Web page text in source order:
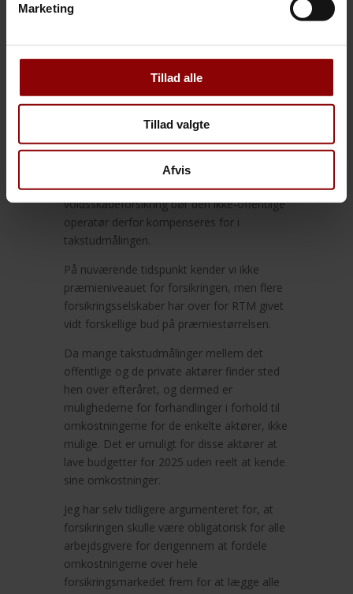
Marketing
Tillad alle
Tillad valgte
Afvis
får pligt til at tegne en voldsskadeforsikring,
selvforsikret.
Det vil få den konsekvens, at private og
selvejende organisationer pådrages en
udgift til voldsskadeforsikring, som ikke er
indeholdt i operatørens takst, og som en
offentlig operatør ikke har.
Udgiften til den lovpligtige
voldsskadeforsikring bør den ikke-offentlige
operatør derfor kompenseres for i
takstudmålingen.
På nuværende tidspunkt kender vi ikke
præmieniveauet for forsikringen, men flere
forsikringsselskaber har over for RTM givet
vidt forskellige bud på præmiestørrelsen.
Da mange takstudmålinger mellem det
offentlige og de private aktører finder sted
hen over efteråret, og dermed er
mulighederne for forhandlinger i forhold til
omkostningerne for de enkelte aktører, ikke
mulige. Det er umuligt for disse aktører at
lave budgetter for 2025 uden reelt at kende
sine omkostninger.
Jeg har selv tidligere argumenteret for, at
forsikringen skulle være obligatorisk for alle
arbejdsgivere for derigennem at fordele
omkostningerne over hele
forsikringsmarkedet frem for at lægge alle